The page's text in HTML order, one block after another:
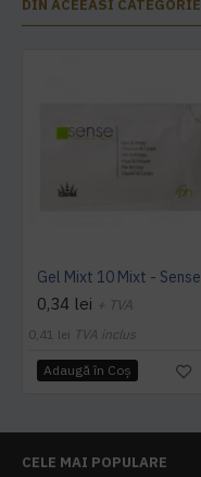
DIN ACEEASI CATEGORIE
Gel Mixt 10 Mixt - Sense
0,34 lei + TVA
0,41 lei TVA inclus
Adaugă în Coş
CELE MAI POPULARE